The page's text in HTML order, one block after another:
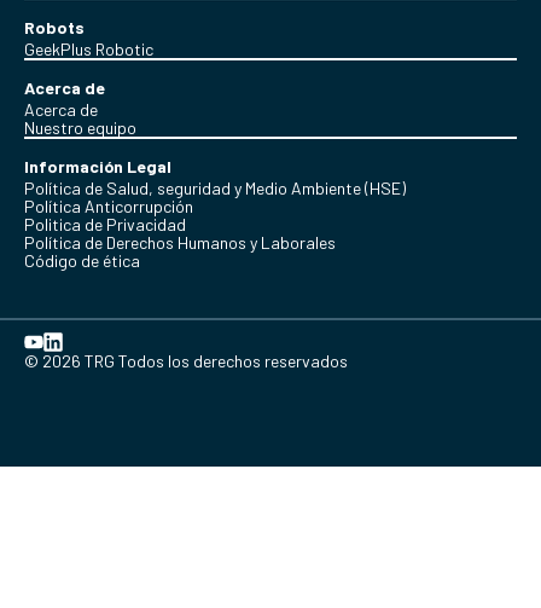
Robots
GeekPlus Robotic
Acerca de
Acerca de
Nuestro equipo
Información Legal
Política de Salud, seguridad y Medio Ambiente (HSE)
Política Anticorrupción
Politica de Privacidad
Política de Derechos Humanos y Laborales
Código de ética
© 2026 TRG Todos los derechos reservados